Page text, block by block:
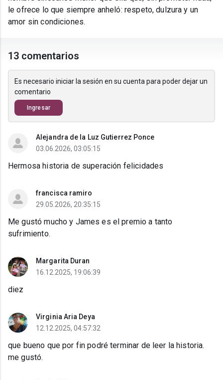
le ofrece lo que siempre anheló: respeto, dulzura y un
amor sin condiciones.
13 comentarios
Es necesario iniciar la sesión en su cuenta para poder dejar un
comentario
Ingresar
Alejandra de la Luz Gutierrez Ponce
03.06.2026, 03:05:15
Hermosa historia de superación felicidades
francisca ramiro
29.05.2026, 20:35:15
Me gustó mucho y James es el premio a tanto
sufrimiento.
Margarita Duran
16.12.2025, 19:06:39
diez
Virginia Aria Deya
12.12.2025, 04:57:32
que bueno que por fin podré terminar de leer la historia.
me gustó.